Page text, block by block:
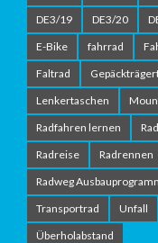
DE3/19
DE3/20
E-Bike
fahrrad
Faltrad
Lenkertaschen
Radfahren lernen
Radreise
Radrennen
Radweg
Transportrad
Unfall
Überholabstand